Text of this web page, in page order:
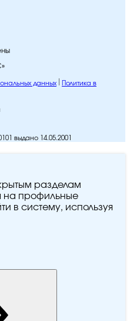
данных
Политика в
выдано 14.05.2001
разделам
на профильные
в систему, используя